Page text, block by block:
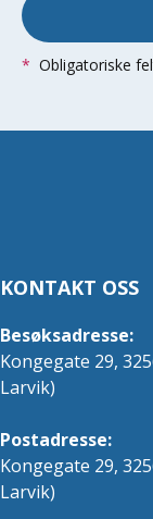
* Obligatoriske
KONTAKT OSS
Besøksadresse:
Kongegate 29,
Larvik)
Postadresse:
Kongegate 29,
Larvik)